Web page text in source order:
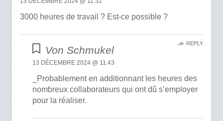
3000 heures de travail ? Est-ce possible ?
Von Schmukel
13 DÉCEMBRE 2024 @ 11:43
_Probablement en additionnant les heures des
nombreux collaborateurs qui ont dû s’employer
pour la réaliser.
REPLY